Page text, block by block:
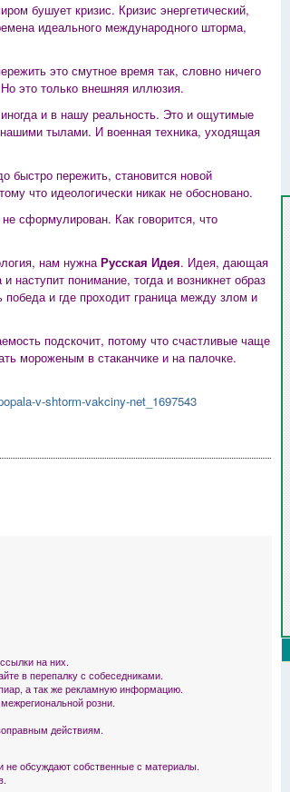
бушует кризис. Кризис энергетический,
идеального международного шторма,
это смутное время так, словно ничего
это только внешняя иллюзия.
и в нашу реальность. Это и ощутимые
тылами. И военная техника, уходящая
пережить, становится новой
что идеологически никак не обосновано.
сформулирован. Как говорится, что
нам нужнаРусская Идея. Идея, дающая
понимание, тогда и возникнет образ
победа и где проходит граница между злом и
подскочит, потому что счастливые чаще
мороженым в стаканчике и на палочке.
v-shtorm-vakciny-net_1697543
на них.
в перепалку с собеседниками.
а так же рекламную информацию.
розни.
действиям.
не обсуждают собственные с материалы.